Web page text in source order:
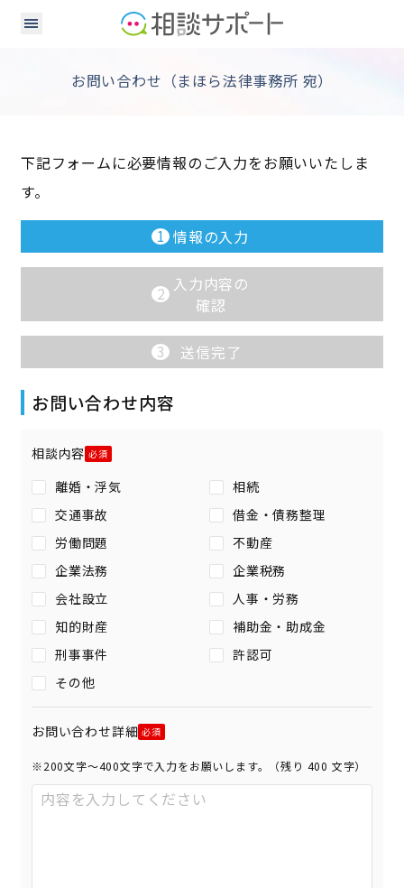
お問い合わせ（まほら法律事務所 宛）
下記フォームに必要情報のご入力をお願いいたしま
す。
1 情報の入力
2 入力内容の
確認
3 送信完了
お問い合わせ内容
相談内容
離婚・浮気
相続
交通事故
借金・債務整理
労働問題
不動産
企業法務
企業税務
会社設立
人事・労務
知的財産
補助金・助成金
刑事事件
許認可
その他
お問い合わせ詳細
※200文字〜400文字で入力をお願いします。（残り 400 文字）